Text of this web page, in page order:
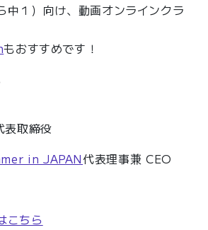
中１）向け、動画オンラインクラ
もおすすめです！
取締役
in JAPAN代表理事兼 CEO
こちら